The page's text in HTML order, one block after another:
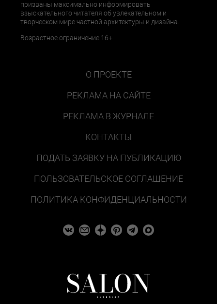
призваны максимально информировать
взыскательного читателя об увлекательном и
творческом мире частной архитектуры и дизайна.
Возрастное ограничение 16+
О ПРОЕКТЕ
РЕКЛАМА НА САЙТЕ
РЕКЛАМА В ЖУРНАЛЕ
КОНТАКТЫ
ПОДАТЬ ЗАЯВКУ НА ПУБЛИКАЦИЮ
ПОЛЬЗОВАТЕЛЬСКОЕ СОГЛАШЕНИЕ
ПОЛИТИКА КОНФИДЕНЦИАЛЬНОСТИ